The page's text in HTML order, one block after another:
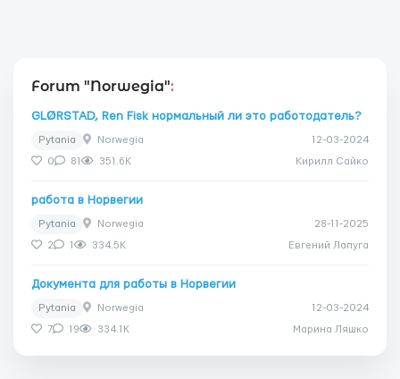
Forum "Norwegia":
GLØRSTAD, Ren Fisk нормальный ли это работодатель?
Pytania Norwegia 12-03-2024
0 81 351.6K Кирилл Сайко
работа в Норвегии
Pytania Norwegia 28-11-2025
2 1 334.5K Евгений Лапуга
Документа для работы в Норвегии
Pytania Norwegia 12-03-2024
7 19 334.1K Марина Ляшко